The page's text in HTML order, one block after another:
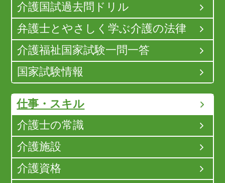
介護国試過去問ドリル
弁護士とやさしく学ぶ介護の法律
介護福祉国家試験一問一答
国家試験情報
仕事・スキル
介護士の常識
介護施設
介護資格